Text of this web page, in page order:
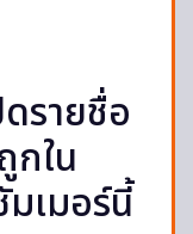
รายชื่อ
กใน
เมอร์นี้